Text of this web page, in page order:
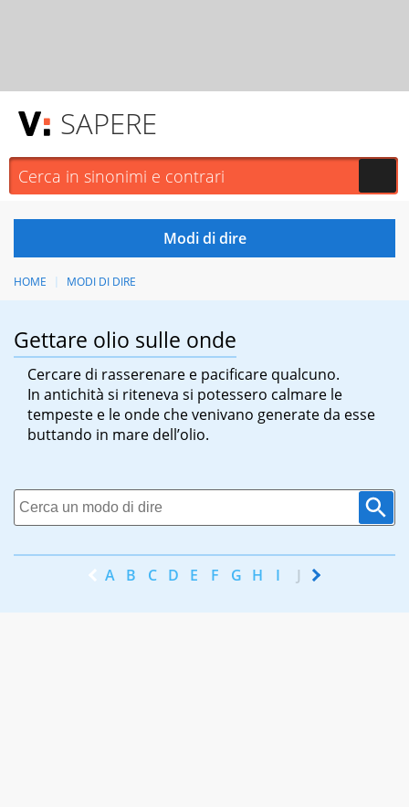
SAPERE
HOME MODI DI DIRE
Gettare olio sulle onde
Cercare di rasserenare e pacificare qualcuno.
In antichità si riteneva si potessero calmare le
tempeste e le onde che venivano generate da esse
buttando in mare dell’olio.
A B C D E F G H I J K